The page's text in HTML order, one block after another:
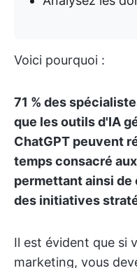
Voici pourquoi :
71 % des
que les outils d'IA
ChatGPT peuvent
temps consacré
permettant ainsi de
des initiatives
Il est évident que si
marketing, vous